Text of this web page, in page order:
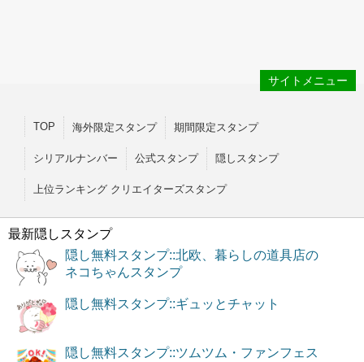
サイトメニュー
TOP 海外限定スタンプ 期間限定スタンプ
シリアルナンバー 公式スタンプ 隠しスタンプ
上位ランキング クリエイターズスタンプ
最新隠しスタンプ
隠し無料スタンプ::北欧、暮らしの道具店の
ネコちゃんスタンプ
隠し無料スタンプ::ギュッとチャット
隠し無料スタンプ::ツムツム・ファンフェス